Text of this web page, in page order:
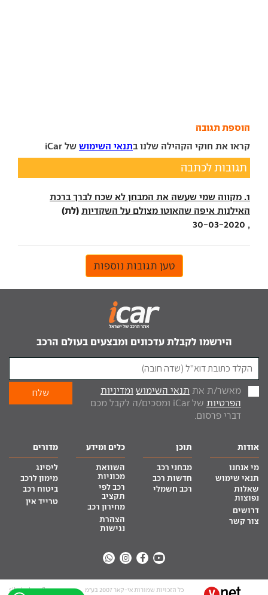
הוספת תגובה
קראו את חוקי הקהילה שלנו בתנאי השימוש של iCar
תגובות לכתבה
1. מקווה שמי שעשה את המבחן לא שכח לברך ברכת
האילנות איפה שהאוטו מצולם על השקדיות (לת)
, 30-03-2020
טען תגובות נוספות
הירשמו לקבלת עדכונים ומבצעים בעולם הרכב
מאשר/ת את תנאי השימוש ומדיניות
הפרטיות
של iCar ומסכים/ה לקבל מכם
דברי פרסום.
אודות
מי אנחנו
תנאי שימוש
שאלות
נפוצות
דרושים
צור קשר
תוכן
מבחני רכב
חדשות רכב
רכב חשמלי
כלים ומידע
השוואת
מכוניות
רכב לפי
תקציב
מחירון רכב
הצהרת
נגישות
מדורים
ליסינג
מימון לרכב
ביטוח רכב
טרייד אין
כל הזכויות שמורות אי-קאר 2007 בע”מ site by tq.soft